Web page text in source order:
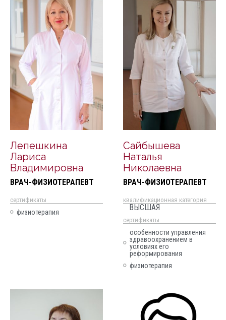
Лепешкина
Лариса
Владимировна
ВРАЧ-ФИЗИОТЕРАПЕВТ
cертификаты
физиотерапия
Сайбышева
Наталья
Николаевна
ВРАЧ-ФИЗИОТЕРАПЕВТ
квалификационная категория
ВЫСШАЯ
cертификаты
особенности управления
здравоохранением в
условиях его
реформирования
физиотерапия